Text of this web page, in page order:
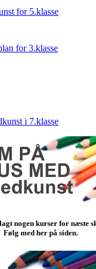
for 5.klasse
for 3.klasse
i 7.klasse
nogen kurser for næste
Følg med her på siden.